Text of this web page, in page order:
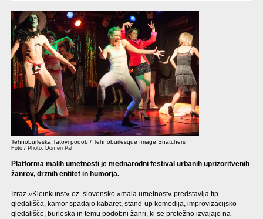
Tehnoburleska Tatovi podob / Tehnoburlesque Image Snatchers
Foto / Photo: Domen Pal
Platforma malih umetnosti je mednarodni festival urbanih uprizoritvenih
žanrov, drznih entitet in humorja.
Izraz »Kleinkunst« oz. slovensko »mala umetnost« predstavlja tip
gledališča, kamor spadajo kabaret, stand-up komedija, improvizacijsko
gledališče, burleska in temu podobni žanri, ki se pretežno izvajajo na